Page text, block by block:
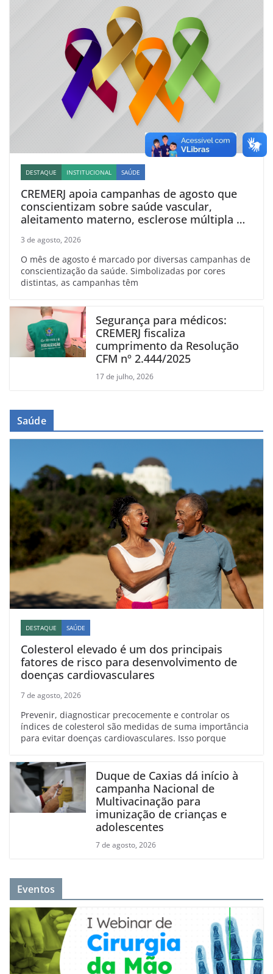
DESTAQUE INSTITUCIONAL SAÚDE
CREMERJ apoia campanhas de agosto que
conscientizam sobre saúde vascular,
aleitamento materno, esclerose múltipla e
3 de agosto, 2026
O mês de agosto é marcado por diversas campanhas de
conscientização da saúde. Simbolizadas por cores
distintas, as campanhas têm
Segurança para médicos:
CREMERJ fiscaliza
cumprimento da Resolução
CFM nº 2.444/2025
17 de julho, 2026
Saúde
DESTAQUE SAÚDE
Colesterol elevado é um dos principais
fatores de risco para desenvolvimento de
doenças cardiovasculares
7 de agosto, 2026
Prevenir, diagnosticar precocemente e controlar os
índices de colesterol são medidas de suma importância
para evitar doenças cardiovasculares. Isso porque
Duque de Caxias dá início à
campanha Nacional de
Multivacinação para
imunização de crianças e
adolescentes
7 de agosto, 2026
Eventos